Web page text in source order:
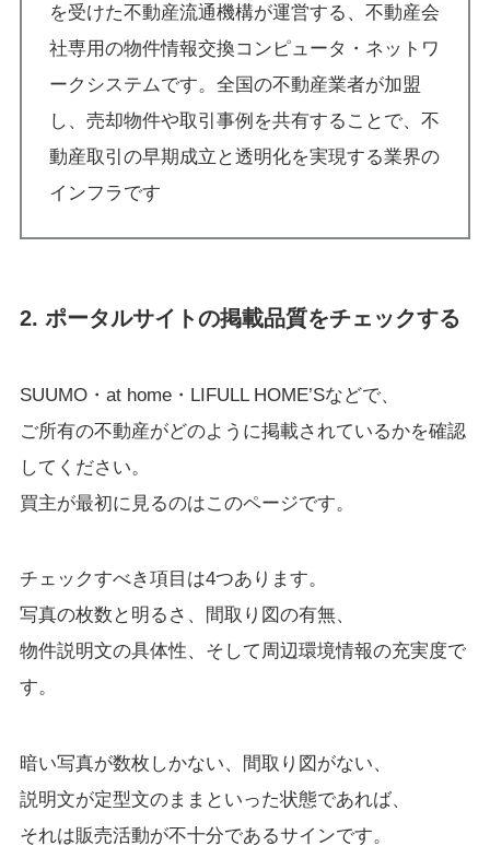
を受けた不動産流通機構が運営する、不動産会
社専用の物件情報交換コンピュータ・ネットワ
ークシステムです。全国の不動産業者が加盟
し、売却物件や取引事例を共有することで、不
動産取引の早期成立と透明化を実現する業界の
インフラです
2. ポータルサイトの掲載品質をチェックする
SUUMO・at home・LIFULL HOME’Sなどで、
ご所有の不動産がどのように掲載されているかを確認
してください。
買主が最初に見るのはこのページです。
チェックすべき項目は4つあります。
写真の枚数と明るさ、間取り図の有無、
物件説明文の具体性、そして周辺環境情報の充実度で
す。
暗い写真が数枚しかない、間取り図がない、
説明文が定型文のままといった状態であれば、
それは販売活動が不十分であるサインです。